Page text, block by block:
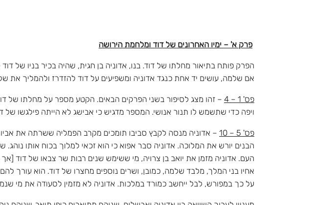
פרק א' – ימיו האחרונים של דוד ומלחמת הירושה
הפרק פותח בתיאור מחלתו של דוד. בנו, אדוניה בן חגית, שהיה בכיר בניו
אם שלמה, עושים יד אחת כנגד אדוניה ומשפיעים על דוד להזדרז ולהמליך את
פס' 1 – 4
– זהו מצג לסיפור בשני הפרקים הבאים. הקטע מספר על מחלתו של
ויפה כדי שתשמש לו תנור אנושי. המספר מדגיש כי אבישג לא הייתה פילגשו של
פס' 5 – 10
– אדוניה מנסה לקבץ סביבו תומכים מקרב הפמליה ששרתה את אביו,
הבנים יורש את המלוכה. אדוניה סבר אפוא כי הוא זכאי למלוך בכוח אותו
העם. אדוניה מזמן את יואב בן צרויה, מי ששימש שנים רבות שר צבאו של דוד
אחיו בני המלך, מלבד שלמה, כמובן, ושרים נוספים מחצרו של דוד. הוא עורך
על כך במפורש, לבל ייחשב כמורד במלכות. אדוניה לא מזמין לסעודה את מי